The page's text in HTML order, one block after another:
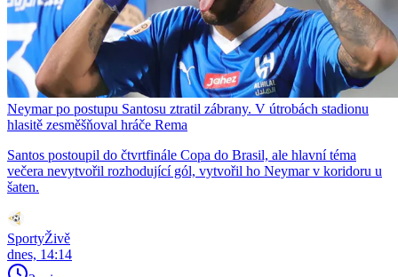
Neymar po postupu Santosu ztratil zábrany. V útrobách stadionu
hlasitě zesměšňoval hráče Rema
Santos postoupil do čtvrtfinále Copa do Brasil, ale hlavní téma
večera nevytvořil rozhodující gól, vytvořil ho Neymar v koridoru u
šaten.
SportyŽivě
dnes, 14:14